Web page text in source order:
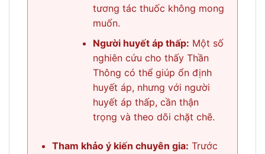
tương tác thuốc không mong
muốn.
Người huyết áp thấp: Một số
nghiên cứu cho thấy Thần
Thông có thể giúp ổn định
huyết áp, nhưng với người
huyết áp thấp, cần thận
trọng và theo dõi chặt chẽ.
Tham khảo ý kiến chuyên gia: Trước